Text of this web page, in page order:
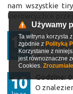
nam wszystkie
kierowcy,chce
10
lipca
Godzina:
o dar
dla niej w
10
O
Używamy
Ta witryna korzysta
zgodnie z Polityką
Korzystanie z
jest równoznaczne
Cookies.